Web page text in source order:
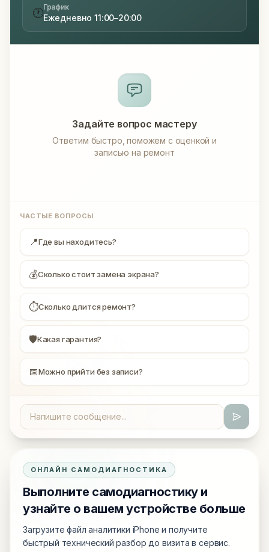
🕐График
Ежедневно 11:00–20:00
Задайте вопрос мастеру
Ответим быстро, поможем с оценкой и
записью на ремонт
ЧАСТЫЕ ВОПРОСЫ
📍Где вы находитесь?
💰Сколько стоит замена экрана?
⏱Сколько длится ремонт?
🛡Какая гарантия?
📅Можно прийти без записи?
ОНЛАЙН САМОДИАГНОСТИКА
Выполните самодиагностику и
узнайте о вашем устройстве больше
Загрузите файл аналитики iPhone и получите
быстрый технический разбор до визита в сервис.